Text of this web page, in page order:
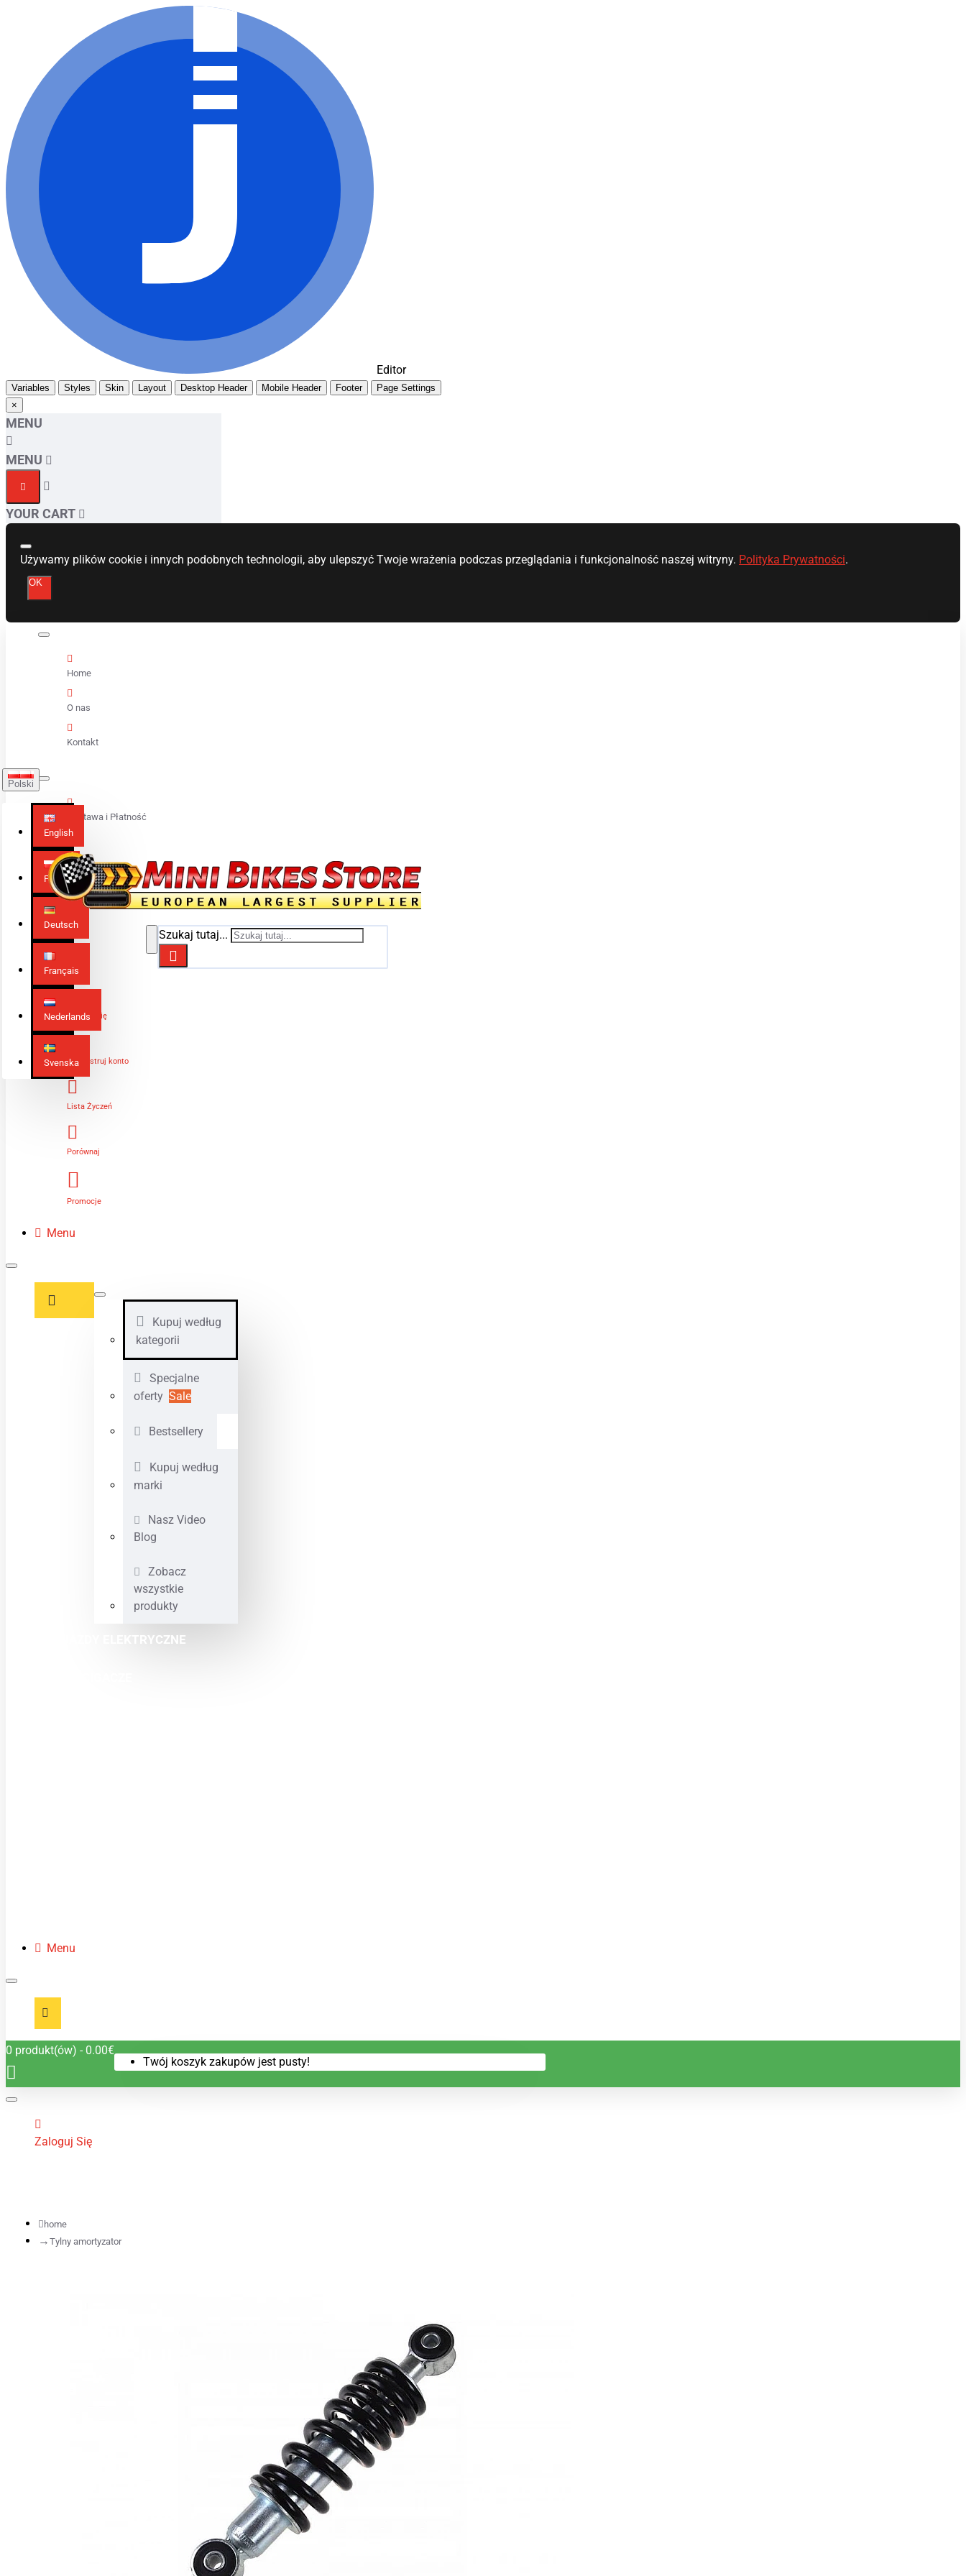
Editor
Variables Styles Skin Layout Desktop Header Mobile Header Footer
Page Settings
×
MENU
MENU
YOUR CART
Używamy plików cookie i innych podobnych technologii, aby ulepszyć Twoje wrażenia podczas przeglądania i funkcjonalność naszej witryny. Polityka Prywatności.
OK
Home
O nas
Kontakt
Polski
English
Polski
Deutsch
Français
Nederlands
Svenska
Dostawa i Płatność
Szukaj tutaj...
Zaloguj Się
Zarejestruj konto
Lista Życzeń
Porównaj
Promocje
Menu
Kupuj według
kategorii
Specjalne
oferty Sale
Bestsellery
Kupuj według
marki
Nasz Video
Blog
Zobacz
wszystkie
produkty
POJAZDY ELEKTRYCZNE
Menu
0 produkt(ów) - 0.00€
Twój koszyk zakupów jest pusty!
Zaloguj Się
home
Tylny amortyzator